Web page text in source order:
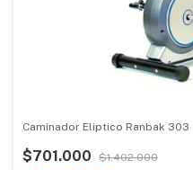
Caminador Eliptico Ranbak 303
$701.000 $1.402.000